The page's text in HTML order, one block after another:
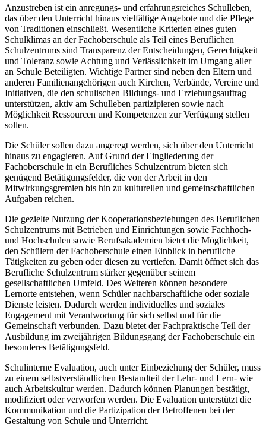
Anzustreben ist ein anregungs- und erfahrungsreiches Schulleben,
das über den Unterricht hinaus vielfältige Angebote und die Pflege
von Traditionen einschließt. Wesentliche Kriterien eines guten
Schulklimas an der Fachoberschule als Teil eines Beruflichen
Schulzentrums sind Transparenz der Entscheidungen, Gerechtigkeit
und Toleranz sowie Achtung und Verlässlichkeit im Umgang aller
an Schule Beteiligten. Wichtige Partner sind neben den Eltern und
anderen Familienangehörigen auch Kirchen, Verbände, Vereine und
Initiativen, die den schulischen Bildungs- und Erziehungsauftrag
unterstützen, aktiv am Schulleben partizipieren sowie nach
Möglichkeit Ressourcen und Kompetenzen zur Verfügung stellen
sollen.
Die Schüler sollen dazu angeregt werden, sich über den Unterricht
hinaus zu engagieren. Auf Grund der Eingliederung der
Fachoberschule in ein Berufliches Schulzentrum bieten sich
genügend Betätigungsfelder, die von der Arbeit in den
Mitwirkungsgremien bis hin zu kulturellen und gemeinschaftlichen
Aufgaben reichen.
Die gezielte Nutzung der Kooperationsbeziehungen des Beruflichen
Schulzentrums mit Betrieben und Einrichtungen sowie Fachhoch-
und Hochschulen sowie Berufsakademien bietet die Möglichkeit,
den Schülern der Fachoberschule einen Einblick in berufliche
Tätigkeiten zu geben oder diesen zu vertiefen. Damit öffnet sich das
Berufliche Schulzentrum stärker gegenüber seinem
gesellschaftlichen Umfeld. Des Weiteren können besondere
Lernorte entstehen, wenn Schüler nachbarschaftliche oder soziale
Dienste leisten. Dadurch werden individuelles und soziales
Engagement mit Verantwortung für sich selbst und für die
Gemeinschaft verbunden. Dazu bietet der Fachpraktische Teil der
Ausbildung im zweijährigen Bildungsgang der Fachoberschule ein
besonderes Betätigungsfeld.
Schulinterne Evaluation, auch unter Einbeziehung der Schüler, muss
zu einem selbstverständlichen Bestandteil der Lehr- und Lern- wie
auch Arbeitskultur werden. Dadurch können Planungen bestätigt,
modifiziert oder verworfen werden. Die Evaluation unterstützt die
Kommunikation und die Partizipation der Betroffenen bei der
Gestaltung von Schule und Unterricht.